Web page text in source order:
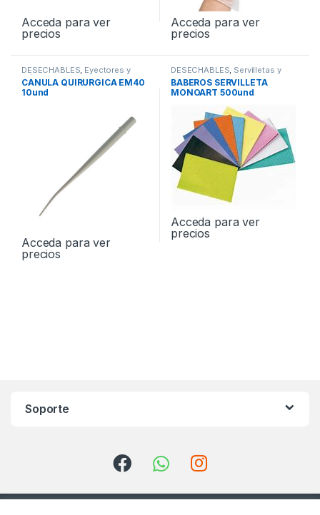
Acceda para ver
precios
Acceda para ver
precios
DESECHABLES Eyectores y
Cánulas
CANULA QUIRURGICA EM40
10und
Acceda para ver
precios
DESECHABLES Servilletas y
Baberos
BABEROS SERVILLETA
MONOART 500und
Acceda para ver
precios
Soporte